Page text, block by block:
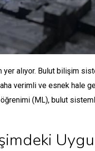
alıyor. Bulut bilişim
verimli ve esnek hale
(ML), bulut